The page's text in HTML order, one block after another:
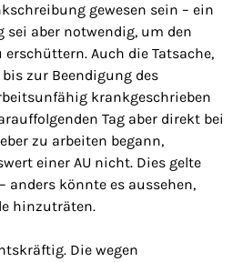
gewesen sein – ein
sei aber notwendig, um den
erschüttern. Auch die Tatsache,
zur Beendigung des
krankgeschrieben
Tag aber direkt bei
zu arbeiten begann,
einer AU nicht. Dies gelte
anders könnte es aussehen,
hinzuträten.
Die wegen